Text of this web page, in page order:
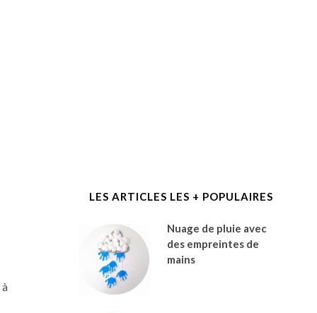
LES ARTICLES LES + POPULAIRES
Nuage de pluie avec
des empreintes de
mains